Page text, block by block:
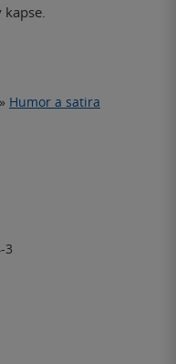
» Humor a satira
3